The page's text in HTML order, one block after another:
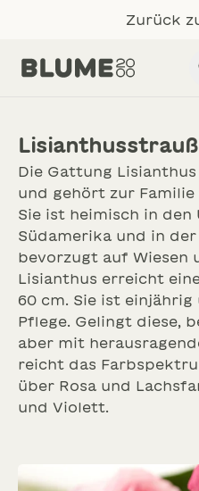
Zurück
Suche
BLUMEN & GESCHENKE
Verschicke Blumen mit
ANLÄSSE
Finde für jeden Anlass die
Die Gattung
und gehört zur Familie
Sie ist heimisch in den
Südamerika und in
bevorzugt auf Wiesen
Lisianthus erreicht
60 cm. Sie ist
Pflege. Gelingt diese,
aber mit
reicht das
über Rosa und
und Violett.